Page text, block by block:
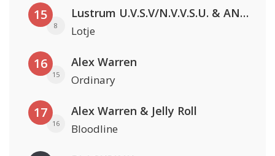
15
8
Lustrum U.V.S.V/N.V.V.S.U. & ANNO ONS & Jopke van Dobbenburgh & Roeland Beelen
Lotje
16
15
Alex Warren
Ordinary
17
16
Alex Warren & Jelly Roll
Bloodline